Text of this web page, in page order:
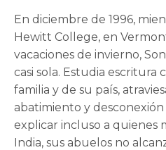
En diciembre de 1996,
Hewitt College, en
vacaciones de invierno,
casi sola. Estudia escritura
familia y de su país,
abatimiento y
explicar incluso a quienes
India, sus abuelos no